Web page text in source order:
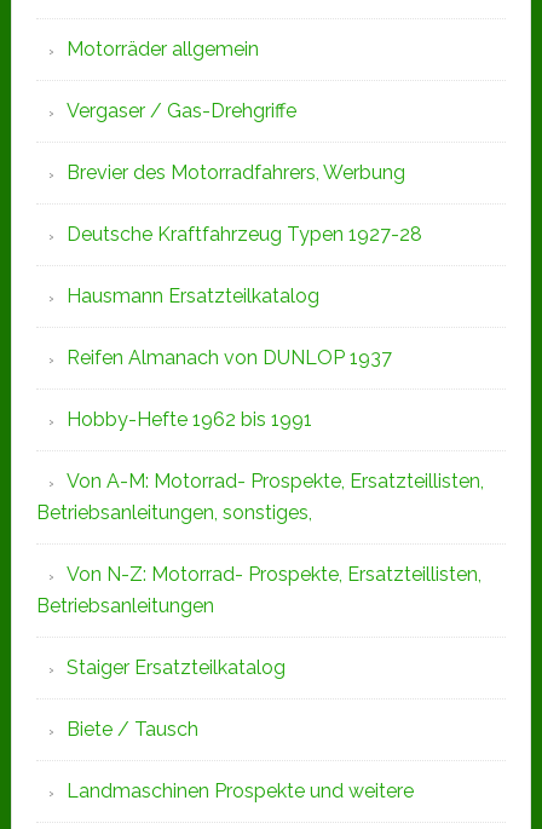
Motorräder allgemein
Vergaser / Gas-Drehgriffe
Brevier des Motorradfahrers, Werbung
Deutsche Kraftfahrzeug Typen 1927-28
Hausmann Ersatzteilkatalog
Reifen Almanach von DUNLOP 1937
Hobby-Hefte 1962 bis 1991
Von A-M: Motorrad- Prospekte, Ersatzteillisten,
Betriebsanleitungen, sonstiges,
Von N-Z: Motorrad- Prospekte, Ersatzteillisten,
Betriebsanleitungen
Staiger Ersatzteilkatalog
Biete / Tausch
Landmaschinen Prospekte und weitere